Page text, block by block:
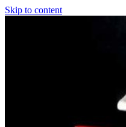
Skip to content